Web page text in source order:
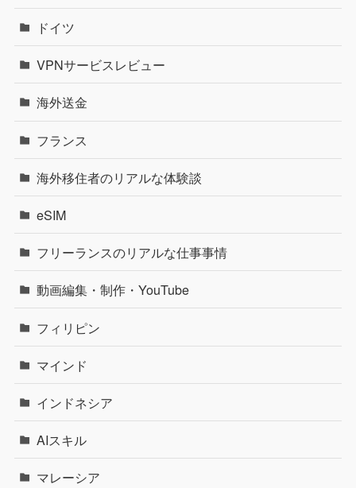
ドイツ
VPNサービスレビュー
海外送金
フランス
海外移住者のリアルな体験談
eSIM
フリーランスのリアルな仕事事情
動画編集・制作・YouTube
フィリピン
マインド
インドネシア
AIスキル
マレーシア